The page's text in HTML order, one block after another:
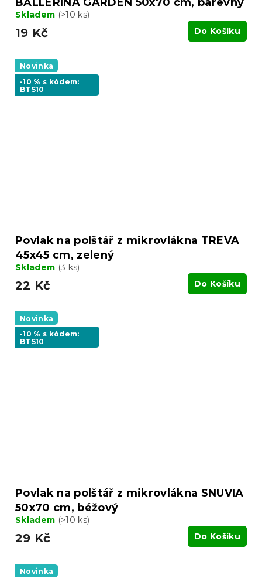
Skladem (>10 ks)
19 Kč Do Košíku
Novinka
-10 % s kódem:
BTS10
Povlak na polštář z mikrovlákna TREVA
45x45 cm, zelený
Skladem (3 ks)
22 Kč Do Košíku
Novinka
-10 % s kódem:
BTS10
Povlak na polštář z mikrovlákna SNUVIA
50x70 cm, béžový
Skladem (>10 ks)
29 Kč Do Košíku
Novinka